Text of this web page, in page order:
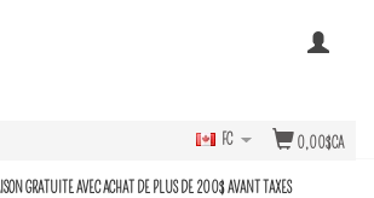
0,00$CA
FC
GRATUITE AVEC ACHAT DE PLUS DE 200$ AVANT TAXES